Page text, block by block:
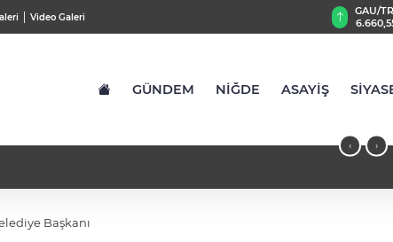
Video Galeri
VND
0,0018 %0,32
BIST
GÜNDEM NİĞDE ASAYİŞ
‹ ›
Başkanı